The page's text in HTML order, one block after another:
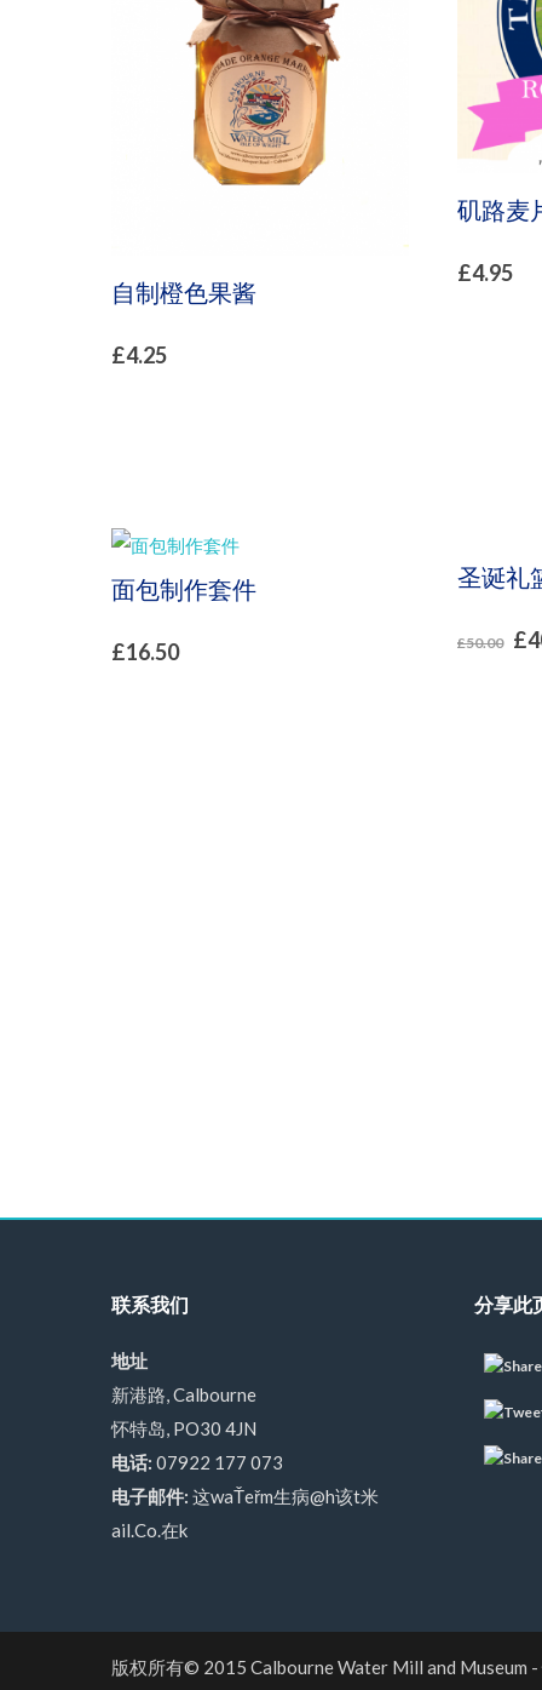
自制橙色果酱
£4.25
矶路麦
£4.95
面包制作套件
£16.50
圣诞礼
£50.00 £
联系我们
地址
新港路, Calbourne
怀特岛, PO30 4JN
电话: 07922 177 073
电子邮件: 这waŤeřm生病@h该t米
ail.Co.在k
分享此
版权所有© 2015 Calbourne Water Mill and Museum -